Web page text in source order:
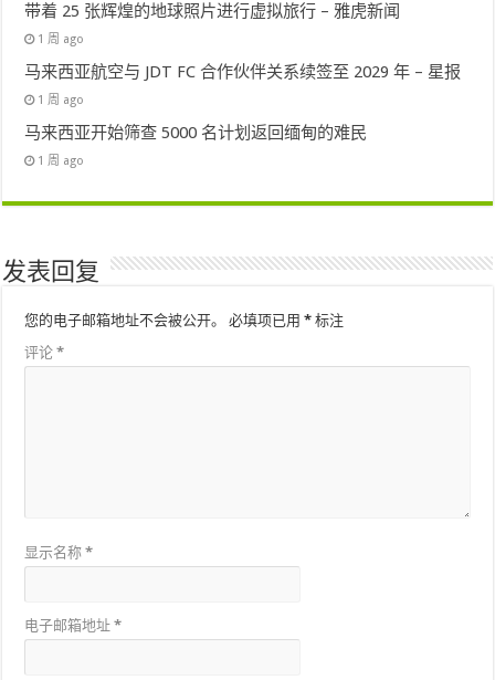
带着 25 张辉煌的地球照片进行虚拟旅行 – 雅虎新闻
1 周 ago
马来西亚航空与 JDT FC 合作伙伴关系续签至 2029 年 – 星报
1 周 ago
马来西亚开始筛查 5000 名计划返回缅甸的难民
1 周 ago
发表回复
您的电子邮箱地址不会被公开。 必填项已用* 标注
评论*
显示名称*
电子邮箱地址*